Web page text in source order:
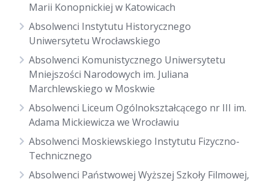
Marii Konopnickiej w Katowicach
Absolwenci Instytutu Historycznego
Uniwersytetu Wrocławskiego
Absolwenci Komunistycznego Uniwersytetu
Mniejszości Narodowych im. Juliana
Marchlewskiego w Moskwie
Absolwenci Liceum Ogólnokształcącego nr III im.
Adama Mickiewicza we Wrocławiu
Absolwenci Moskiewskiego Instytutu Fizyczno-
Technicznego
Absolwenci Państwowej Wyższej Szkoły Filmowej,